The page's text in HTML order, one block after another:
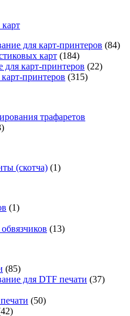
для карт-принтеров (84)
карт (184)
карт-принтеров (22)
принтеров (315)
трафаретов
(скотча) (1)
(1)
(13)
(85)
для DTF печати (37)
(50)